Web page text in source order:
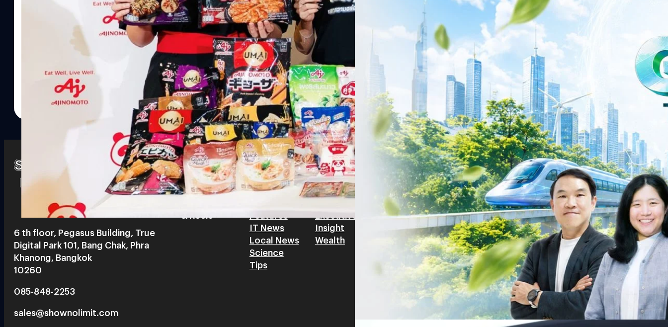
ครบรอบ 6 ปี สำนักข่าว TODAY เปิดเวทีใหญ่ SUSTAIN CITY: THE GREEN
TRANSITION ถกแนวทางปรับตัวสู่เศรษฐกิจสีเขียวอย่างยั่งยืน
เนื่องในโอกาสครบรอบ 6 ปี สำนักข่าว TODAY จัดงาน SUSTAIN CITY: THE GREEN TRANSITION เวทีแลก
เปลี่ยนมุมมองเกี่ยวกับการเปลี่ยนผ่านสู่เศรษฐกิจและสังคมสีเขียว พร้อมนำเสนอแนวทางที่สามารถนำไป
ประยุกต์ใช้ได้จริง จากผู้แทนภาครัฐ ภาคธุรกิจ และผู้เชี่ยวชาญในหลากหลายสาขา ผ่านประเด็นสำคัญว่า
ประเทศไทยควรปรับตัวอย่างไร ? เพื่อเดินหน้าสู่ความยั่งยืนและบรรลุเป้าหมาย Net Zero อย่างเป็นรูปธรรม
ทั้งในมิติของภาครัฐ ภาคธุรกิจ การเงิน และพลังงาน Green Transitioning: Shifting Systemพลิกโครงสร้าง
เศรษฐกิจ ปรับห่วงโซ่คุณค่า และเชื่อมโยงนโยบายกับเทคโนโลยี เพื่อขับเคลื่อนประเทศไทยสู่เศรษฐกิจสีเขียว
โดย ศาสตราจารย์ ดร. ยศชนัน วงศ์สวัสดิ์รองนายกรัฐมนตรีและรัฐมนตรีว่าการกระทรวงการอุดมศึกษา
วิทยาศาสตร์ วิจัยและนวัตกรรม Green Transitioning: Decarbonize Unlockร่วมสำรวจแนวทางที่ภาคธุรกิจ
สามารถนำ Green Tech มาใช้เพื่อลดการปล่อยคาร์บอน และเดินหน้าสู่เป้าหมาย Net Zero พบกับ คุณปัณ
วรรธน์ นิลกิจศรานนท์ รองประธานกรรมการบริหาร ฝ่ายวิศวกรรมโครงสร้างบริษัท…
รัตนาภรณ์ ศรีนวลจันทร์ | 3 days ago
Read More
6 th floor, Pegasus Building, True
Digital Park 101, Bang Chak, Phra
Khanong, Bangkok
10260
085-848-2253
sales@shownolimit.com
Watch
& Reels
Tech
Features
IT News
Local News
Science
Tips
Biz
Corporate
Executive
Insight
Wealth
Game
Articles
Game News
Reviews
Life
Environment
Health
People
Trends
Wellness
SOCIAL MEDIA
Instagram
Facebook